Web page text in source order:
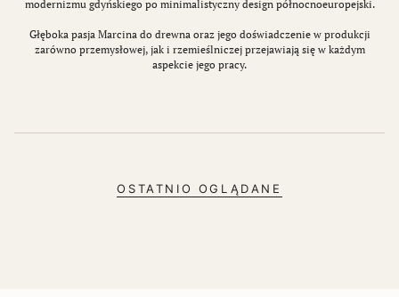
modernizmu gdyńskiego po minimalistyczny design północnoeuropejski.
Głęboka pasja Marcina do drewna oraz jego doświadczenie w produkcji
zarówno przemysłowej, jak i rzemieślniczej przejawiają się w każdym
aspekcie jego pracy.
OSTATNIO OGLĄDANE